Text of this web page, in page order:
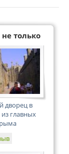
только
дворец в
главных